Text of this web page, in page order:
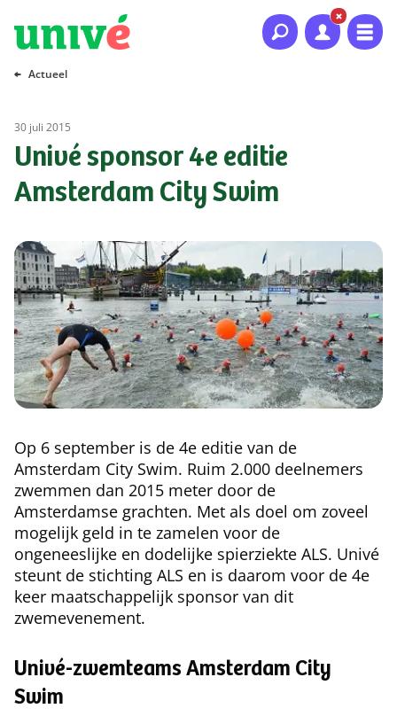
Naar hoofdinhoud
Naar hoofdnavigatie
Naar footer
Actueel
30 juli 2015
Univé sponsor 4e editie
Amsterdam City Swim
​Op 6 september is de 4e editie van de
Amsterdam City Swim. Ruim 2.000 deelnemers
zwemmen dan 2015 meter door de
Amsterdamse grachten. Met als doel om zoveel
mogelijk geld in te zamelen voor de
ongeneeslijke en dodelijke spierziekte ALS. Univé
steunt de stichting ALS en is daarom voor de 4e
keer maatschappelijk sponsor van dit
zwemevenement.
Univé-zwemteams Amsterdam City
Swim